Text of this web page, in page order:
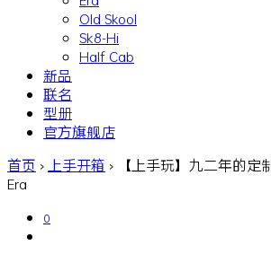
Old Skool
Sk8-Hi
Half Cab
新品
联名
型册
官方旗舰店
首页 › 上手开箱 ›
【上手玩】九二年的定
Era
0